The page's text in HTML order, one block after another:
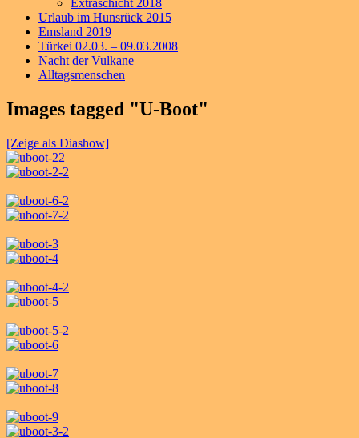
Urlaub im Hunsrück 2015
Emsland 2019
Türkei 02.03. – 09.03.2008
Nacht der Vulkane
Alltagsmenschen
Images tagged "U-Boot"
[Zeige als Diashow]